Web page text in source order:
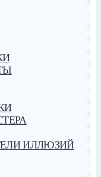
ИЛЛЮЗИЙ